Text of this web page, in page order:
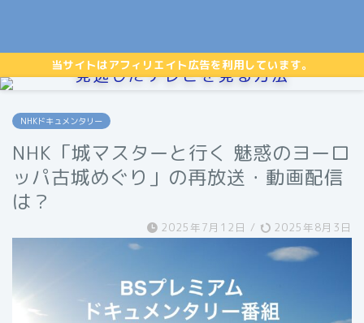
当サイトはアフィリエイト広告を利用しています。
見逃したテレビを見る方法
NHKドキュメンタリー
NHK「城マスターと行く 魅惑のヨーロ
ッパ古城めぐり」の再放送・動画配信
は？
2025年7月12日 / 2025年8月3日